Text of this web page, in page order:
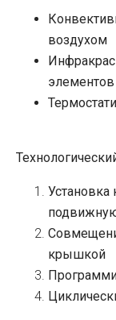
воздухом
элементов
крышкой